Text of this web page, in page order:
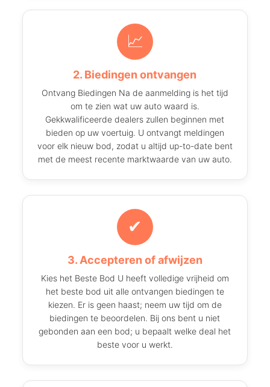
📈
2. Biedingen ontvangen
Ontvang Biedingen Na de aanmelding is het tijd
om te zien wat uw auto waard is.
Gekkwalificeerde dealers zullen beginnen met
bieden op uw voertuig. U ontvangt meldingen
voor elk nieuw bod, zodat u altijd up-to-date bent
met de meest recente marktwaarde van uw auto.
✔
3. Accepteren of afwijzen
Kies het Beste Bod U heeft volledige vrijheid om
het beste bod uit alle ontvangen biedingen te
kiezen. Er is geen haast; neem uw tijd om de
biedingen te beoordelen. Bij ons bent u niet
gebonden aan een bod; u bepaalt welke deal het
beste voor u werkt.